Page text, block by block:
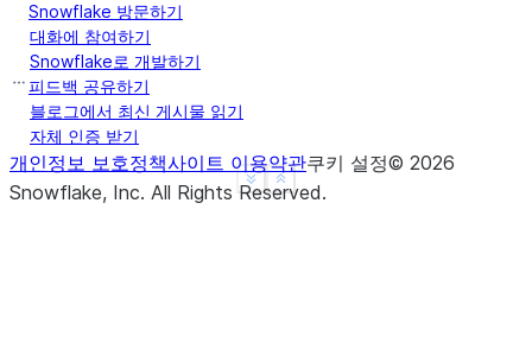
Show less
See more
Snowflake 방문하기
대화에 참여하기
Snowflake로 개발하기
피드백 공유하기
블로그에서 최신 게시물 읽기
자체 인증 받기
개인정보 보호정책사이트 이용약관쿠키 설정© 2026
Snowflake, Inc. All Rights Reserved.